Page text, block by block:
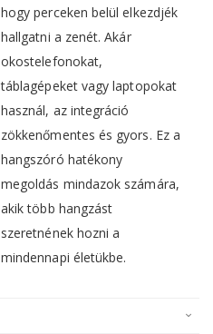
hogy perceken belül elkezdjék
hallgatni a zenét. Akár
okostelefonokat,
táblagépeket vagy laptopokat
használ, az integráció
zökkenőmentes és gyors. Ez a
hangszóró hatékony
megoldás mindazok számára,
akik több hangzást
szeretnének hozni a
mindennapi életükbe.